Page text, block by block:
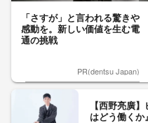
「さすが」と言われる驚きや
感動を。新しい価値を生む電
通の挑戦
PR(dentsu Japan)
【西野亮廣
はどう働くか』